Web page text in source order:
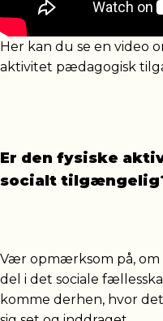
Her kan du se en video
aktivitet pædagogisk
Er den fysiske
socialt
Vær opmærksom på,
del i det sociale
komme derhen, hvor